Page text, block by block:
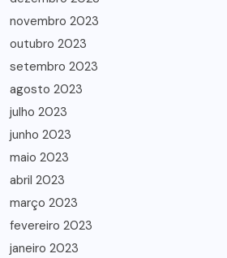
novembro 2023
outubro 2023
setembro 2023
agosto 2023
julho 2023
junho 2023
maio 2023
abril 2023
março 2023
fevereiro 2023
janeiro 2023